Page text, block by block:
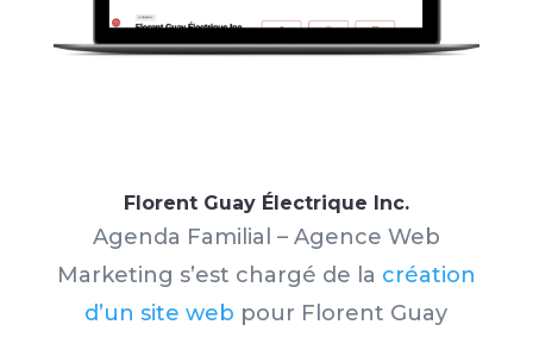
Florent Guay Électrique Inc.
Agenda Familial – Agence Web
Marketing s’est chargé de la création
d’un site web pour Florent Guay